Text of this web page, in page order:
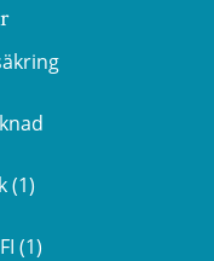
(1)
(1)